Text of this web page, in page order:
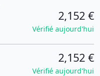
2,152 €
Vérifié aujourd'hui
2,152 €
Vérifié aujourd'hui